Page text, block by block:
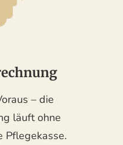
– die
läuft ohne
Pflegekasse.